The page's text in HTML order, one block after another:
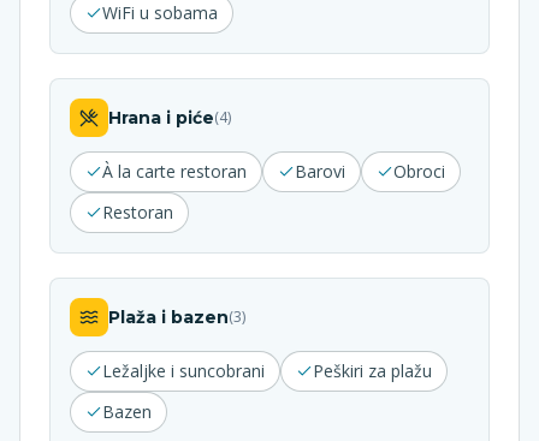
WiFi u sobama
Hrana i piće(4)
À la carte restoran Barovi
Obroci
Restoran
Plaža i bazen(3)
Ležaljke i suncobrani
Peškiri za plažu
Bazen